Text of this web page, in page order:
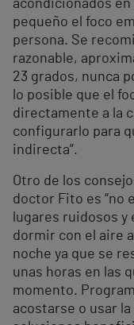
acondicionados en
pequeño el foco
persona. Se
razonable,
23 grados, nunca
lo posible que el
directamente a la
configurarlo para
indirecta”.
Otro de los
doctor Fito es “no
lugares ruidosos
dormir con el aire
noche ya que se
unas horas en las
momento.
acostarse o usar